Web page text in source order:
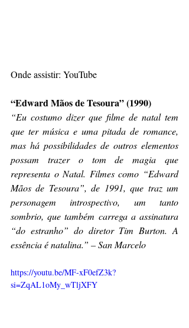
Onde assistir: YouTube
“Edward Mãos de Tesoura” (1990)
“Eu costumo dizer que filme de natal tem
que ter música e uma pitada de romance,
mas há possibilidades de outros elementos
possam trazer o tom de magia que
representa o Natal. Filmes como “Edward
Mãos de Tesoura”, de 1991, que traz um
personagem introspectivo, um tanto
sombrio, que também carrega a assinatura
“do estranho” do diretor Tim Burton. A
essência é natalina.” – San Marcelo
https://youtu.be/MF-xF0efZ3k?
si=ZqAL1oMy_wTljXFY